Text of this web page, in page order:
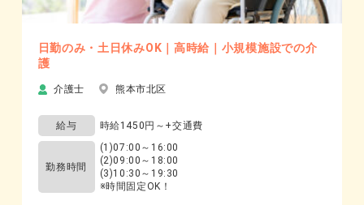
日勤のみ・土日休みOK｜高時給｜小規模施設での介
護
介護士 熊本市北区
給与 時給1450円～+交通費
勤務時間
(1)07:00～16:00
(2)09:00～18:00
(3)10:30～19:30
※時間固定OK！